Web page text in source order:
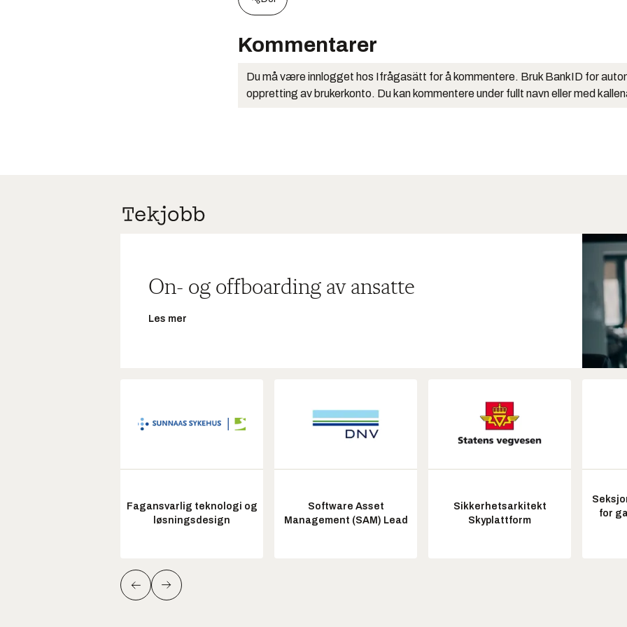
Kommentarer
Du må være innlogget hos Ifrågasätt for å kommentere. Bruk BankID for
oppretting av brukerkonto. Du kan kommentere under fullt navn eller med
On- og offboarding av ansatte
Les mer
Fagansvarlig teknologi og
løsningsdesign
Software Asset
Management (SAM) Lead
Sikkerhetsarkitekt
Skyplattform
for